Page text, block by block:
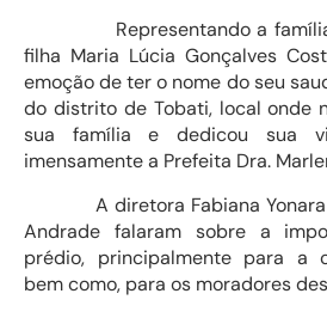
Representando a família
filha Maria Lúcia Gonçalves
emoção de ter o nome do seu
do distrito de Tobati, local onde
sua família e dedicou sua
imensamente a Prefeita Dra.
A diretora Fabiana Yonara
Andrade falaram sobre a
prédio, principalmente para a
bem como, para os moradores